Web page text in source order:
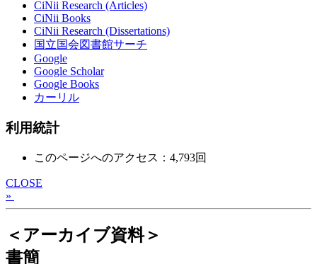
CiNii Research (Articles)
CiNii Books
CiNii Research (Dissertations)
国立国会図書館サーチ
Google
Google Scholar
Google Books
カーリル
利用統計
このページへのアクセス：4,793回
CLOSE
»
＜アーカイブ資料＞
書簡